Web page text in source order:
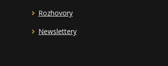
Rozhovory
Newslettery